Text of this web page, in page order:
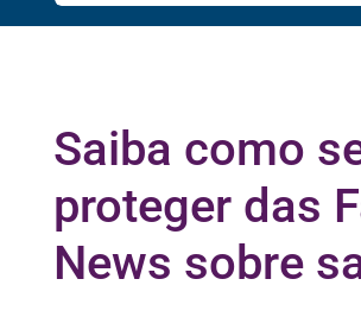
Saiba como
proteger das
News sobre